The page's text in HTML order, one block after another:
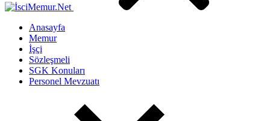
Anasayfa
Memur
İşçi
Sözleşmeli
SGK Konuları
Personel Mevzuatı